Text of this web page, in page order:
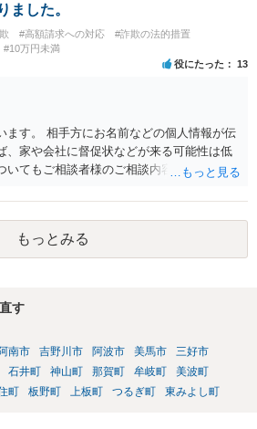
ました。
#高額請求への対応
#詐欺の法的措置
#10万円未満
役にたった 13
ます。 相手方にお名前などの個人情報が伝
、家や会社に督促状などが来る可能性は低
いてもご相談者様のご相談内容を踏まえま
もっとみる
す
南市 吉野川市 阿波市 美馬市
三好市
石井町 神山町 那賀町 牟岐町
美波町
町 板野町 上板町 つるぎ町 東みよし町